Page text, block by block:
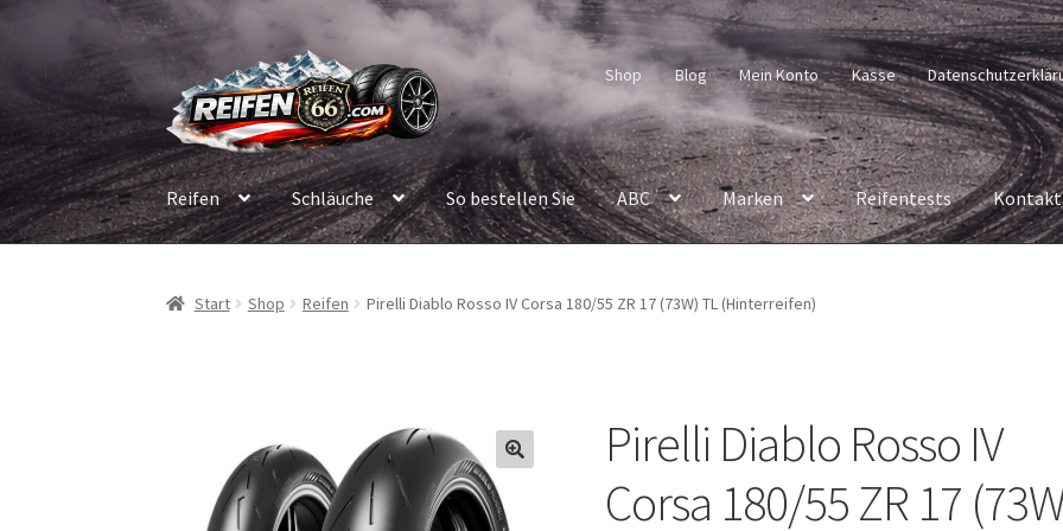
Navigation
springen
Inhalt
springen
Shop Blog Mein Konto Kasse
Reifen Schläuche So bestellen Sie ABC Marken Reifentests Kontakt
Start Shop Reifen Pirelli Diablo Rosso IV Corsa 180/55 ZR 17 (73W) TL (Hinterreifen)
Pirelli Diablo Rosso IV
Corsa 180/55 ZR 17